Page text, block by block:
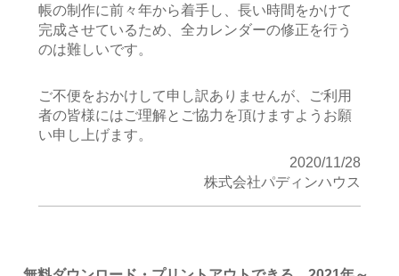
帳の制作に前々年から着手し、長い時間をかけて
完成させているため、全カレンダーの修正を行う
のは難しいです。
ご不便をおかけして申し訳ありませんが、ご利用
者の皆様にはご理解とご協力を頂けますようお願
い申し上げます。
2020/11/28
株式会社パディンハウス